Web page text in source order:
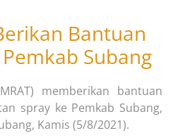
Bantuan
Subang
memberikan bantuan
spray ke Pemkab Subang,
Kamis (5/8/2021).